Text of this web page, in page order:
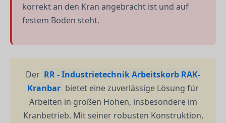
korrekt an den Kran angebracht ist und auf
festem Boden steht.
Der RR - Industrietechnik Arbeitskorb RAK-
Kranbar bietet eine zuverlässige Lösung für
Arbeiten in großen Höhen, insbesondere im
Kranbetrieb. Mit seiner robusten Konstruktion,